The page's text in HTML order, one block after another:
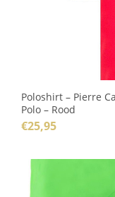
Poloshirt – Pierre
Polo – Rood
€25,95